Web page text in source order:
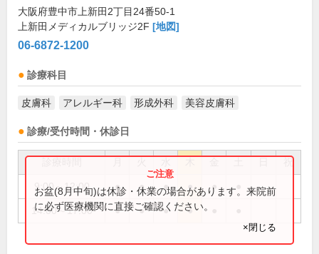
大阪府豊中市上新田2丁目24番50-1
上新田メディカルブリッジ2F [地図]
06-6872-1200
診療科目
皮膚科 アレルギー科 形成外科 美容皮膚科
診療/受付時間・休診日
祝
9:00～12:00 ● ● ● ● ●
14:00～17:00 ● ● ● ●
お盆(8月中旬)は休診・休業の場合があります。来院前
に必ず医療機関に直接ご確認ください。
×閉じる